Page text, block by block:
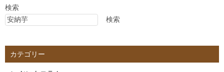
検索
検索
カテゴリー